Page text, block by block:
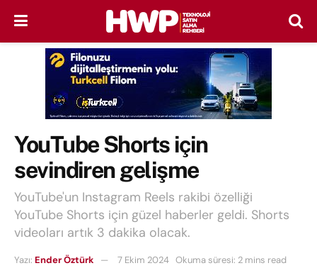
YouTube Shorts için
sevindiren gelişme
YouTube'un Instagram Reels rakibi özelliği
YouTube Shorts için güzel haberler geldi. Shorts
videoları artık 3 dakika olacak.
Yazı: Ender Öztürk 7 Ekim 2024 Okuma süresi: 2 mins read